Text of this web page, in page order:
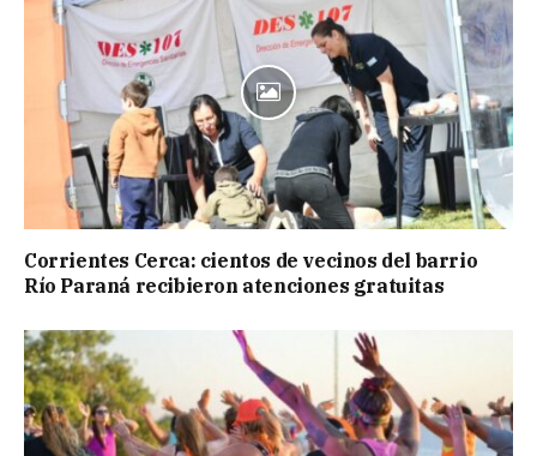
Corrientes Cerca: cientos de vecinos del barrio
Río Paraná recibieron atenciones gratuitas